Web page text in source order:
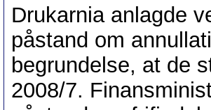
Drukarnia anlagde
påstand om
begrundelse, at de
2008/7.